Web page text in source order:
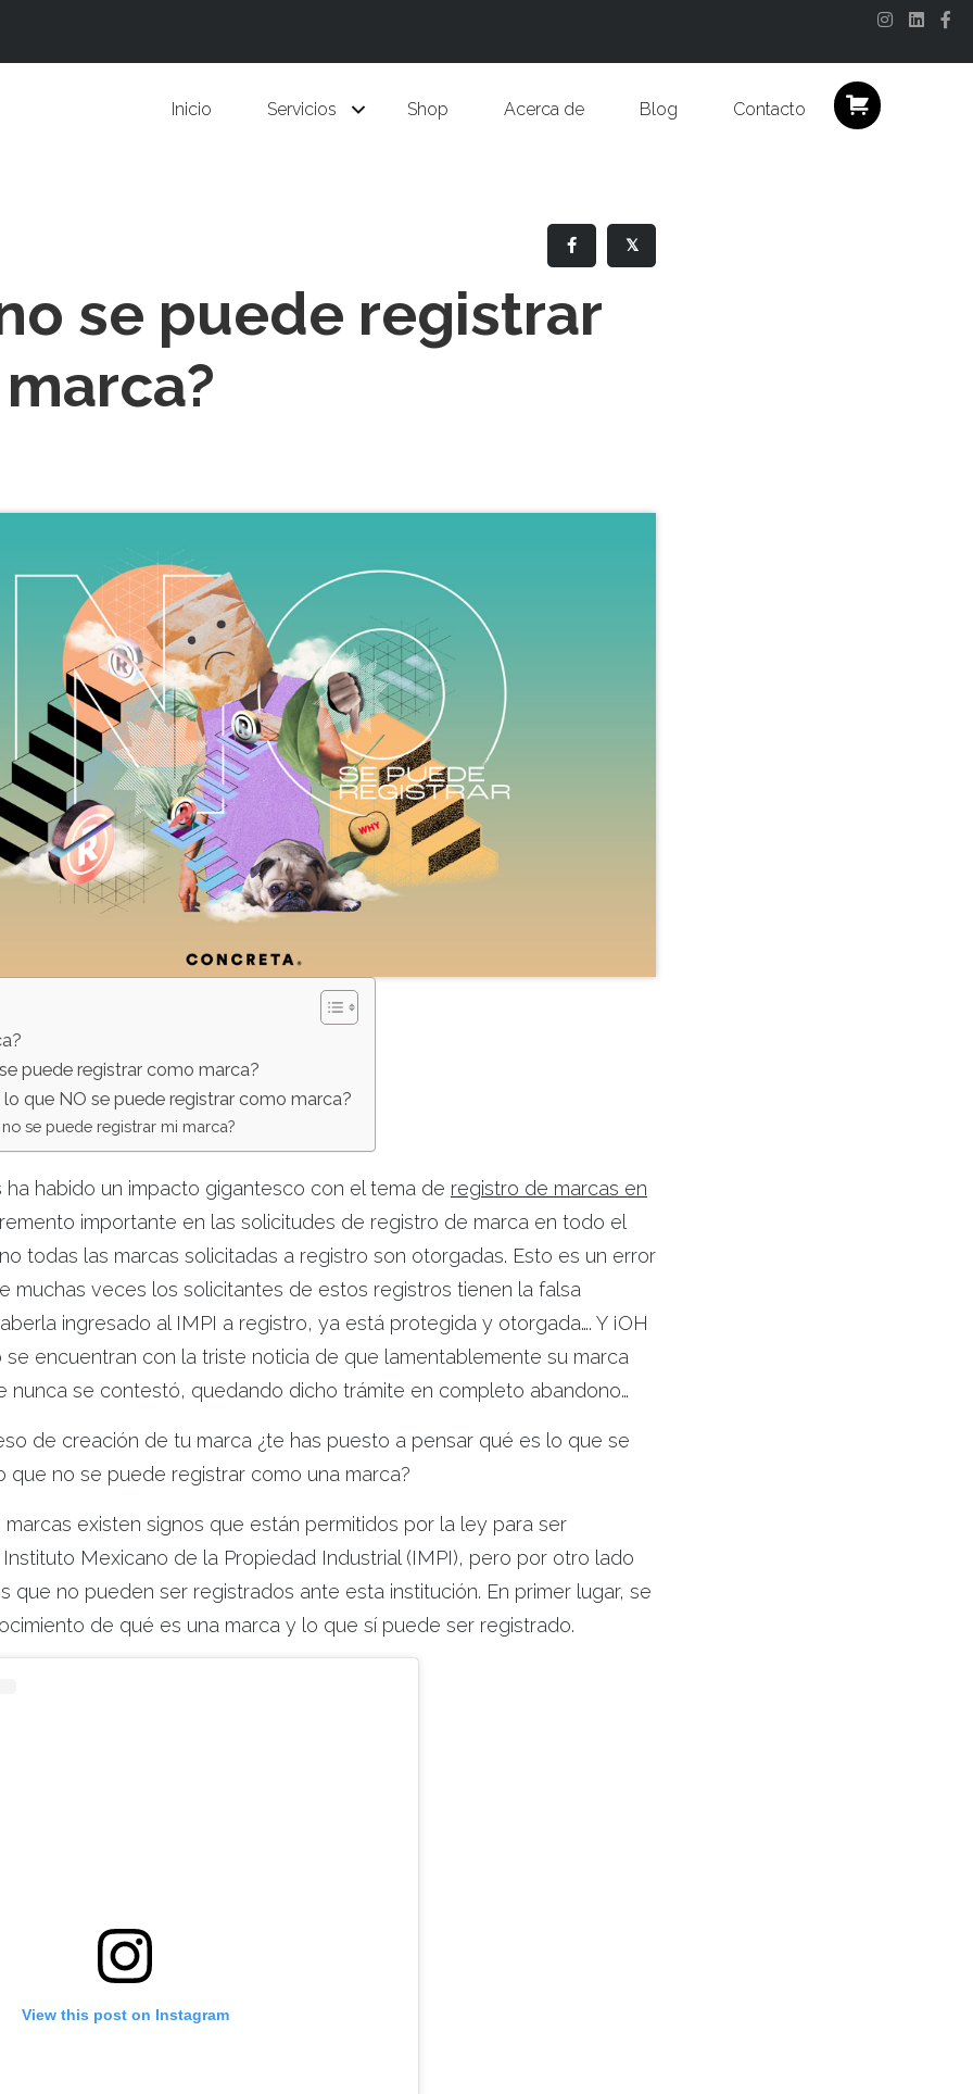
Instagram
Inicio Servicios Shop Acerca de Blog Contacto
𝕏
se puede registrar
puede registrar como marca?
lo que NO se puede registrar como marca?
se puede registrar mi marca?
ha habido un impacto gigantesco con el tema de registro de marcas en
importante en las solicitudes de registro de marca en todo el
todas las marcas solicitadas a registro son otorgadas. Esto es un error
muchas veces los solicitantes de estos registros tienen la falsa
ingresado al IMPI a registro, ya está protegida y otorgada…. Y ¡OH
se encuentran con la triste noticia de que lamentablemente su marca
nunca se contestó, quedando dicho trámite en completo abandono…
de creación de tu marca ¿te has puesto a pensar qué es lo que se
que no se puede registrar como una marca?
marcas existen signos que están permitidos por la ley para ser
Mexicano de la Propiedad Industrial (IMPI), pero por otro lado
que no pueden ser registrados ante esta institución. En primer lugar, se
de qué es una marca y lo que sí puede ser registrado.
View this post on Instagram